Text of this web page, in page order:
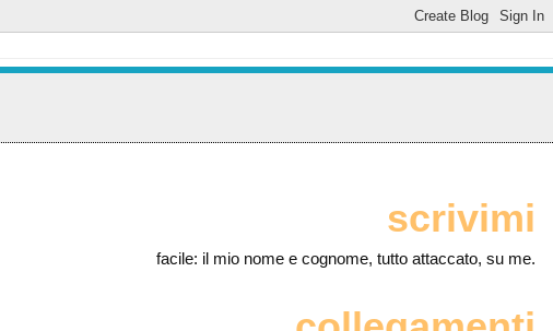
scrivimi
facile: il mio nome e cognome, tutto attaccato, su me.